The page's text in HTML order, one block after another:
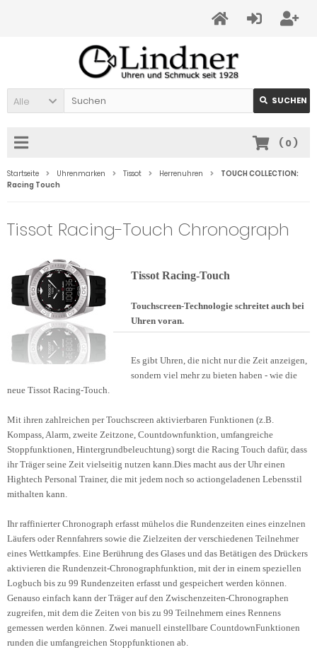
Alle SUCHEN
( 0)
Startseite Uhrenmarken Tissot Herrenuhren
TOUCH COLLECTION:
Racing Touch
Tissot Racing-Touch Chronograph
Tissot Racing-Touch
Touchscreen-Technologie schreitet auch bei
Uhren voran.
Es gibt Uhren, die nicht nur die Zeit anzeigen,
sondern viel mehr zu bieten haben - wie die
neue Tissot Racing-Touch.
Mit ihren zahlreichen per Touchscreen aktivierbaren Funktionen (z.B.
Kompass, Alarm, zweite Zeitzone, Countdownfunktion, umfangreiche
Stoppfunktionen, Hintergrundbeleuchtung) sorgt die Racing Touch dafür, dass
ihr Träger seine Zeit vielseitig nutzen kann.Dies macht aus der Uhr einen
Hightech Personal Trainer, die mit jedem noch so actiongeladenen Lebensstil
mithalten kann.
Ihr raffinierter Chronograph erfasst mühelos die Rundenzeiten eines einzelnen
Läufers oder Rennfahrers sowie die Zielzeiten der verschiedenen Teilnehmer
eines Wettkampfes. Eine Berührung des Glases und das Betätigen des Drückers
aktivieren die Rundenzeit-Chronographfunktion, mit der in einem speziellen
Logbuch bis zu 99 Rundenzeiten erfasst und gespeichert werden können.
Genauso einfach kann der Träger auf den Zwischenzeiten-Chronographen
zugreifen, mit dem die Zeiten von bis zu 99 Teilnehmern eines Rennens
gemessen werden können. Zwei manuell einstellbare CountdownFunktionen
runden die umfangreichen Stoppfunktionen ab.